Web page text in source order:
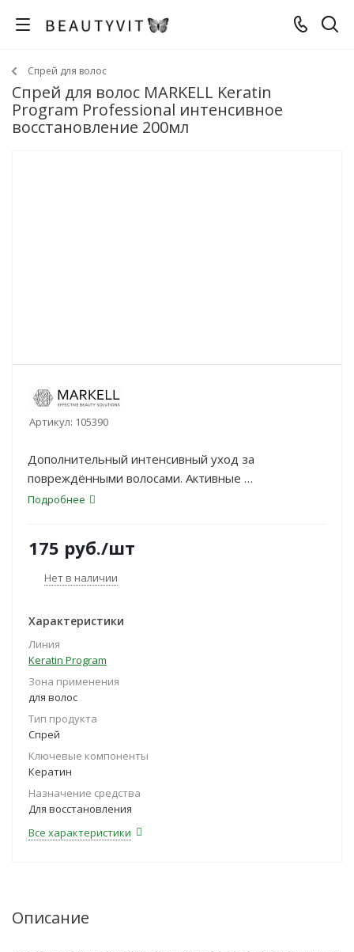
Спрей для волос
Спрей для волос MARKELL Keratin
Program Professional интенсивное
восстановление 200мл
Артикул: 105390
Дополнительный интенсивный уход за
повреждёнными волосами. Активные
компоненты, входящие в состав спрея и удобная
полноценный уход в течении
всего дня. Способствует поддержанию
дополнительный блеск.
Подробнее
175 руб./шт
Нет в наличии
Характеристики
Линия
Keratin Program
Зона применения
для волос
Тип продукта
Спрей
Ключевые компоненты
Кератин
Назначение средства
Для восстановления
Все характеристики
Описание